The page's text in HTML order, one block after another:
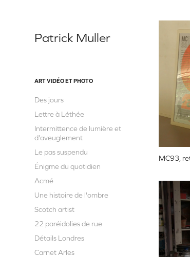
Patrick Muller
ART VIDÉO ET PHOTO
Des jours
Lettre à Léthée
Intermittence de lumière et
d'aveuglement
Le pas suspendu
Énigme du quotidien
Acmé
Une histoire de l'ombre
Scotch artist
22 paréidolies de rue
Détails Londres
Carnet Arles
MC93,